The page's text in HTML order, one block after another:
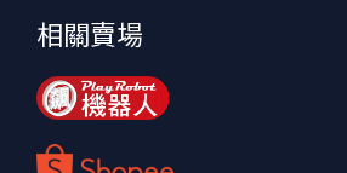
相關賣場